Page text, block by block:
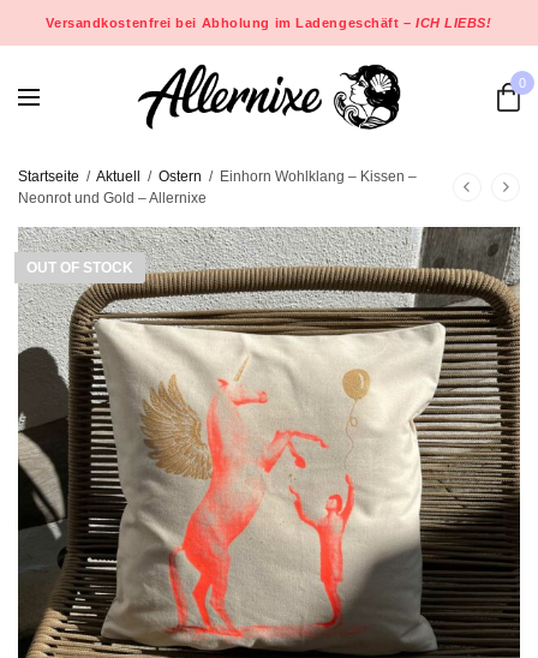
Versandkostenfrei bei Abholung im Ladengeschäft –ICH LIEBS!
0
Startseite / Aktuell / Ostern / Einhorn Wohlklang – Kissen –
Neonrot und Gold – Allernixe
OUT OF STOCK